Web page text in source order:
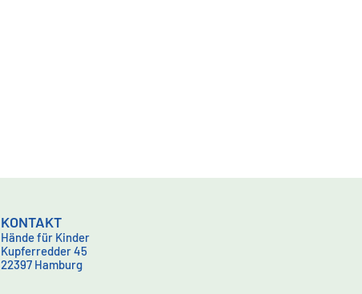
KONTAKT
Hände für Kinder
Kupferredder 45
22397 Hamburg